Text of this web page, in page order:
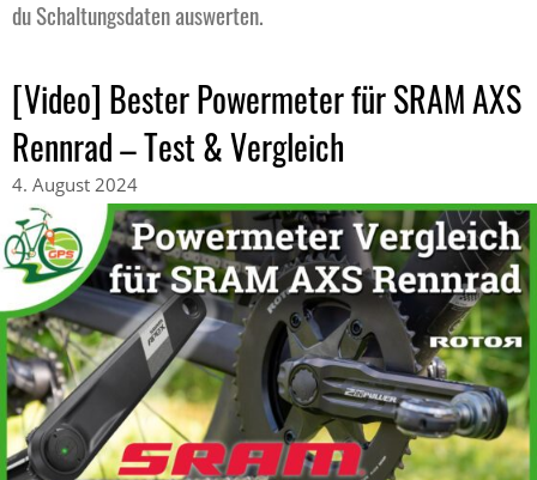
du Schaltungsdaten auswerten.
[Video] Bester Powermeter für SRAM AXS
Rennrad – Test & Vergleich
4. August 2024